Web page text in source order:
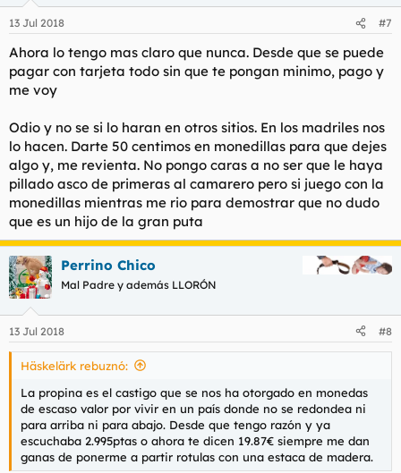
e
:
13 Jul 2018 #7
Ahora lo tengo mas claro que nunca. Desde que se puede
pagar con tarjeta todo sin que te pongan minimo, pago y
me voy
Odio y no se si lo haran en otros sitios. En los madriles nos
lo hacen. Darte 50 centimos en monedillas para que dejes
algo y, me revienta. No pongo caras a no ser que le haya
pillado asco de primeras al camarero pero si juego con la
monedillas mientras me rio para demostrar que no dudo
que es un hijo de la gran puta
Perrino Chico
Mal Padre y además LLORÓN
13 Jul 2018 #8
Häskelärk rebuznó:
La propina es el castigo que se nos ha otorgado en monedas
de escaso valor por vivir en un país donde no se redondea ni
para arriba ni para abajo. Desde que tengo razón y ya
escuchaba 2.995ptas o ahora te dicen 19.87€ siempre me dan
ganas de ponerme a partir rotulas con una estaca de madera.